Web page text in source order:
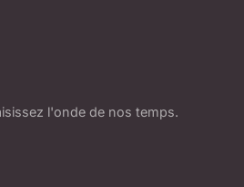
l'onde de nos temps.